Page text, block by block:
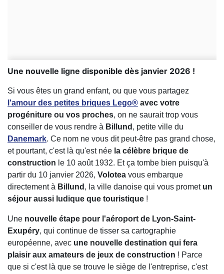
Une nouvelle ligne disponible dès janvier 2026 !
Si vous êtes un grand enfant, ou que vous partagez
l'amour des petites briques Lego® avec votre
progéniture ou vos proches, on ne saurait trop vous
conseiller de vous rendre à Billund , petite ville du
Danemark. Ce nom ne vous dit peut-être pas grand chose,
et pourtant, c'est là qu'est née la célèbre brique de
construction le 10 août 1932. Et ça tombe bien puisqu'à
partir du 10 janvier 2026, Volotea vous embarque
directement à Billund , la ville danoise qui vous prometun
séjour aussi ludique que touristique !
Une nouvelle étape pour l'aéroport de Lyon-Saint-
Exupéry, qui continue de tisser sa cartographie
européenne, avec une nouvelle destination qui fera
plaisir aux amateurs de jeux de construction ! Parce
que si c'est là que se trouve le siège de l'entreprise, c'est